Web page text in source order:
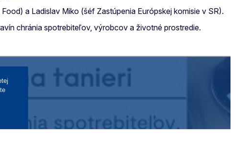
a Ladislav Miko (šéf Zastúpenia Európskej komisie v SR).
chránia spotrebiteľov, výrobcov a životné prostredie.